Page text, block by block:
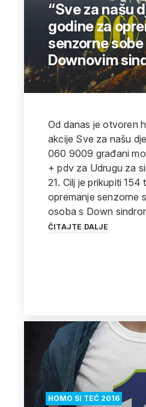
“Sve za našu
godine za
senzorne
Downovim
Od danas je otvoren
akcije Sve za našu
060 9009 građani
+ pdv za Udrugu za
21. Cilj je prikupiti 154
opremanje senzorne
osoba s Down
ČITAJTE DALJE
HOMO SI TEĆ 2016